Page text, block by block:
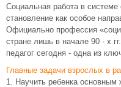
Социальная работа в
становление как особое
Официально профессия
стране лишь в начале 90 - х
педагог сегодня - одна из
Главные задачи взрослых в
1. Научить ребенка